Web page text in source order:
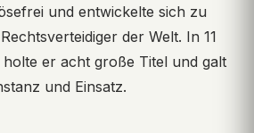
und entwickelte sich zu
der Welt. In 11
er acht große Titel und galt
und Einsatz.